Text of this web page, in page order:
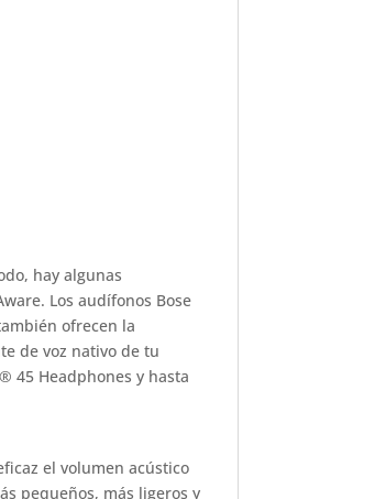
hay algunas
Los audífonos Bose
ofrecen la
de voz nativo de tu
45 Headphones y hasta
el volumen acústico
pequeños, más ligeros y